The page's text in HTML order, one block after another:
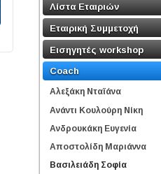
Λίστα Εταιριών
Εταιρική Συμμετοχή
Εισηγητές workshop
Coach
Αλεξάκη Νταϊάνα
Ανάντι Κουλούρη Νίκη
Ανδρουκάκη Ευγενία
Αποστολίδη Μαριάννα
Βασιλειάδη Σοφία